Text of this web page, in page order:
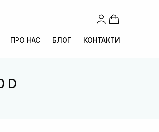
ПРО НАС БЛОГ КОНТАКТИ
D